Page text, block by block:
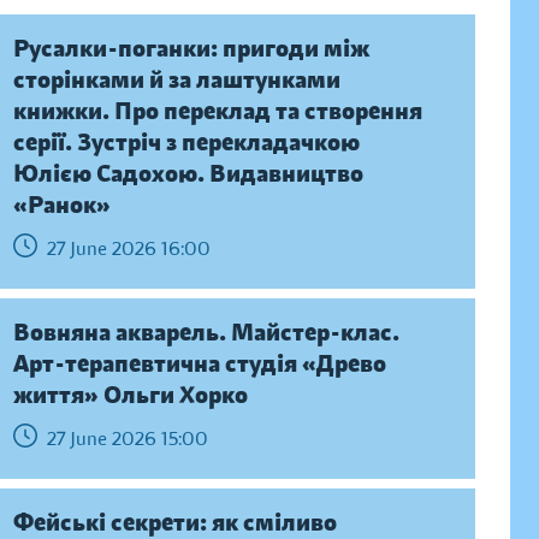
Русалки-поганки: пригоди між
сторінками й за лаштунками
книжки. Про переклад та створення
серії. Зустріч з перекладачкою
Юлією Садохою. Видавництво
«Ранок»
27 June 2026 16:00
Вовняна акварель. Майстер-клас.
Арт-терапевтична студія «Древо
життя» Ольги Хорко
27 June 2026 15:00
Фейські секрети: як сміливо